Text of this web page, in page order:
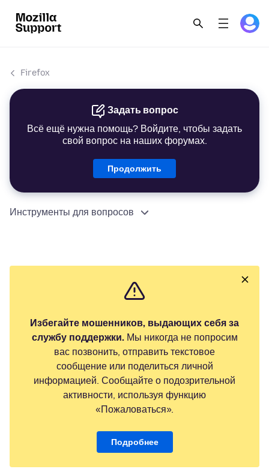
Firefox
Задать вопрос
Всё ещё нужна помощь? Войдите, чтобы задать
свой вопрос на наших форумах.
Продолжить
Инструменты для вопросов
Избегайте мошенников, выдающих себя за
службу поддержки.Мы никогда не попросим
вас позвонить, отправить текстовое
сообщение или поделиться личной
информацией. Сообщайте о подозрительной
активности, используя функцию
«Пожаловаться».
Подробнее